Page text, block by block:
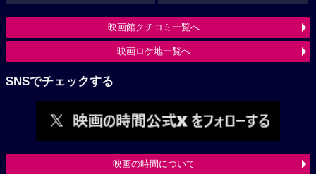
映画館クチコミ一覧へ
映画ロケ地一覧へ
SNSでチェックする
映画の時間について